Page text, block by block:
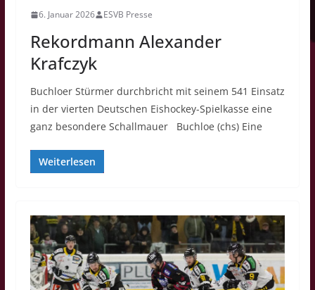
6. Januar 2026 ESVB Presse
Rekordmann Alexander
Krafczyk
Buchloer Stürmer durchbricht mit seinem 541 Einsatz
in der vierten Deutschen Eishockey-Spielkasse eine
ganz besondere Schallmauer Buchloe (chs) Eine
Weiterlesen